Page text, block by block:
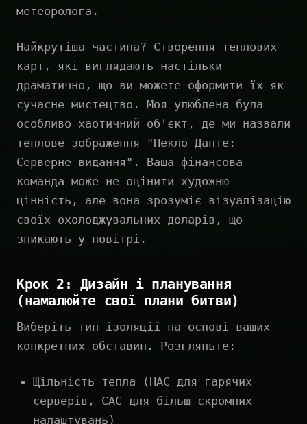
метеоролога.
Найкрутіша частина? Створення теплових
карт, які виглядають настільки
драматично, що ви можете оформити їх як
сучасне мистецтво. Моя улюблена була
особливо хаотичний об'єкт, де ми назвали
теплове зображення "Пекло Данте:
Серверне видання". Ваша фінансова
команда може не оцінити художню
цінність, але вона зрозуміє візуалізацію
своїх охолоджувальних доларів, що
зникають у повітрі.
Крок 2: Дизайн і планування
(намалюйте свої плани битви)
Виберіть тип ізоляції на основі ваших
конкретних обставин. Розгляньте:
Щільність тепла (HAC для гарячих
серверів, CAC для більш скромних
налаштувань)